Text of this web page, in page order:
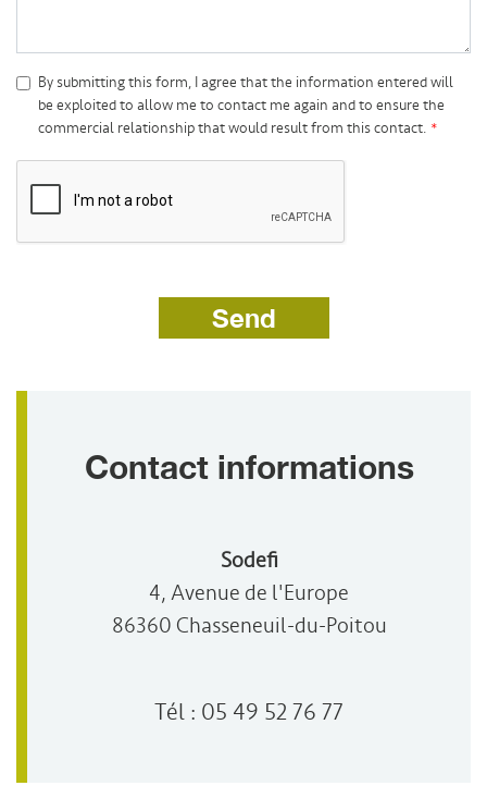
By submitting this form, I agree that the information entered will
be exploited to allow me to contact me again and to ensure the
commercial relationship that would result from this contact.
Send
Contact informations
Sodefi
4, Avenue de l'Europe
86360 Chasseneuil-du-Poitou
Tél : 05 49 52 76 77